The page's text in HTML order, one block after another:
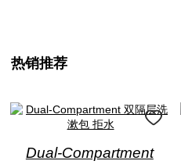
热销推荐
Dual-Compartment